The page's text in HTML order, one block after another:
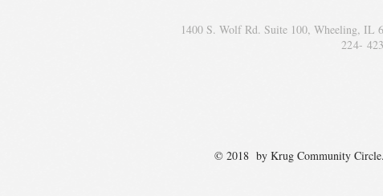
1400 S. Wolf Rd. Suite 100, Wheeling, IL
224-
© 2018 by Krug Community